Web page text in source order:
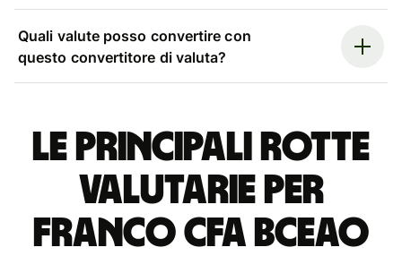
Quali valute posso convertire con
questo convertitore di valuta?
Le principali rotte
valutarie per
franco CFA BCEAO